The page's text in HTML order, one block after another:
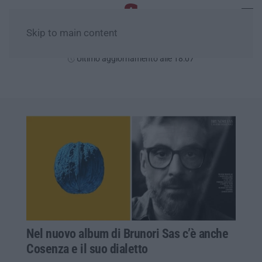
Skip to main content
Ultimo aggiornamento alle 18:07
Nel nuovo album di Brunori Sas c’è anche
Cosenza e il suo dialetto